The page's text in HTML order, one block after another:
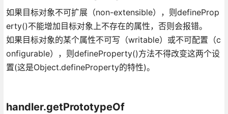
如果目标对象不可扩展（non-extensible），则defineProp
erty()不能增加目标对象上不存在的属性，否则会报错。
如果目标对象的某个属性不可写（writable）或不可配置（c
onfigurable），则defineProperty()方法不得改变这两个设
置(这是Object.defineProperty的特性)。
handler.getPrototypeOf